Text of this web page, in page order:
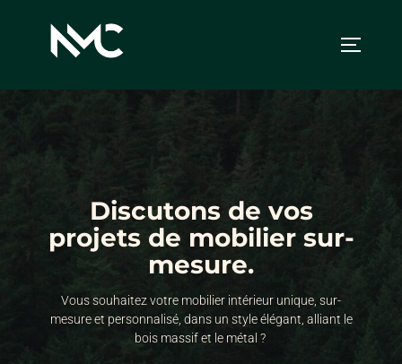
Discutons de vos
projets de mobilier sur-
mesure.
Vous souhaitez votre mobilier intérieur unique, sur-
mesure et personnalisé, dans un style élégant, alliant le
bois massif et le métal ?